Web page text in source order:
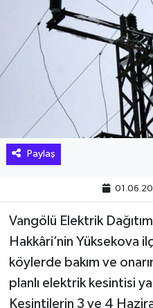
Paylaş
Vangölü Elektrik
Hakkâri’nin Yüksekova
köylerde bakım ve
planlı elektrik kesintisi
Kesintilerin 3 ve 4
Hakkari Haber
İLGİNÇ HABERLER
KADIN
KÜLTÜR SANAT
MAGAZİN
POLİTİKA
SAĞLIK